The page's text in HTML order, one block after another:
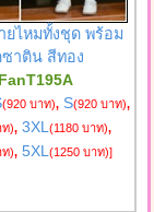
ยไหมทั้งชุด พร้อม
าติน สีทอง
(920 บาท), S(920 บาท),
ท), 3XL (1180 บาท),
ท), 5XL (1250 บาท)]